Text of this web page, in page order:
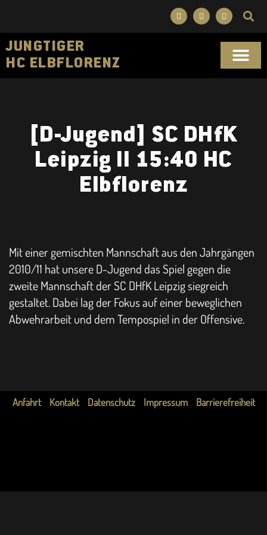
JUNGTIGER
HC ELBFLORENZ
[D-Jugend] SC DHfK
Leipzig ll 15:40 HC
Elbflorenz
Mit einer gemischten Mannschaft aus den Jahrgängen
2010/11 hat unsere D-Jugend das Spiel gegen die
zweite Mannschaft der SC DHfK Leipzig siegreich
gestaltet. Dabei lag der Fokus auf einer beweglichen
Abwehrarbeit und dem Tempospiel in der Offensive.
Anfahrt Kontakt Datenschutz Impressum Barrierefreiheit